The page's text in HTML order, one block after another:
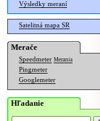
Výsledky meraní
Satelitná mapa SR
Merače
Speedmeter Merania
Pingmeter
Googlemeter
Hľadanie